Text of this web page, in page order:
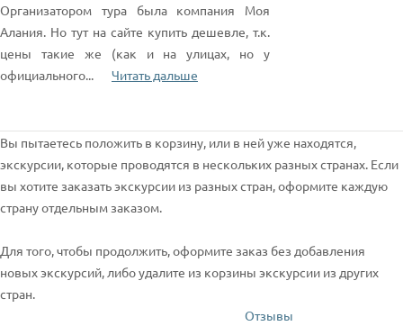
Организатором тура была компания Моя
Алания. Но тут на сайте купить дешевле, т.к.
цены такие же (как и на улицах, но у
официального... Читать дальше
Вы пытаетесь положить в корзину, или в ней уже находятся,
экскурсии, которые проводятся в нескольких разных странах. Если
вы хотите заказать экскурсии из разных стран, оформите каждую
страну отдельным заказом.
Для того, чтобы продолжить, оформите заказ без добавления
новых экскурсий, либо удалите из корзины экскурсии из других
стран.
Отзывы